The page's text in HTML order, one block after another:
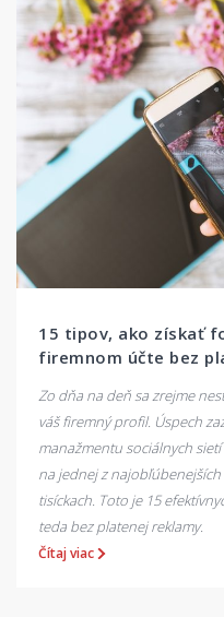
15 tipov, ako získať
firemnom účte bez
Zo dňa na deň sa zrejme
váš firemný profil. Úspech
manažmentu sociálnych
na jednej z
tisíckach. Toto je 15
teda bez platenej reklamy.
Čítaj viac